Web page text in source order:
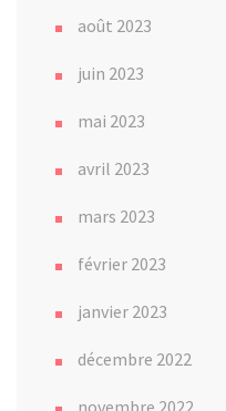
août 2023
juin 2023
mai 2023
avril 2023
mars 2023
février 2023
janvier 2023
décembre 2022
novembre 2022